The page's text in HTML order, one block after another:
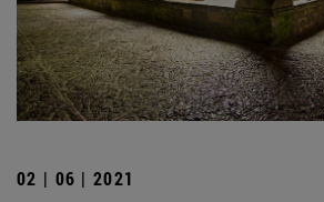
02 | 06 | 2021